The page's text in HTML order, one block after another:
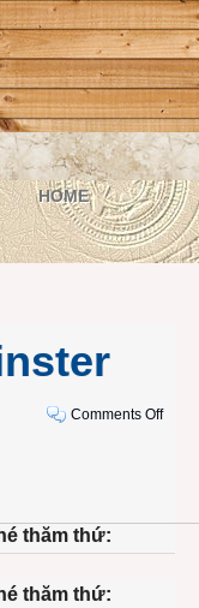
HOME
Comments Offon
thăm thứ:
thăm thứ: